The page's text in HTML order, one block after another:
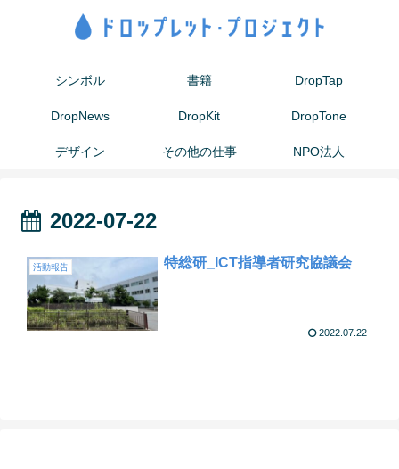
シンボル 書籍 DropTap
DropNews DropKit DropTone
デザイン その他の仕事 NPO法人
2022-07-22
活動報告 特総研_ICT指導者研究協議会
2022.07.22